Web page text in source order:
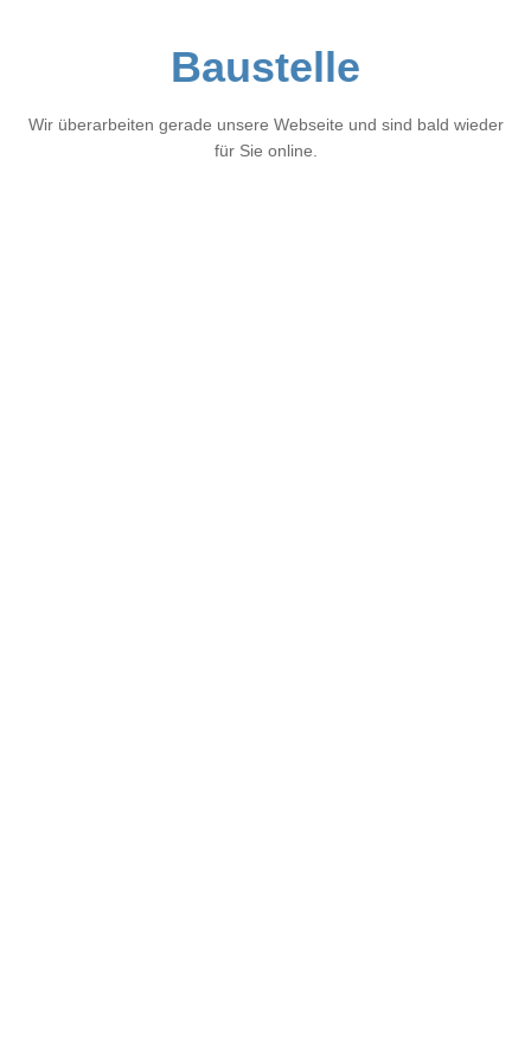
Baustelle
Wir überarbeiten gerade unsere Webseite und sind bald wieder
für Sie online.